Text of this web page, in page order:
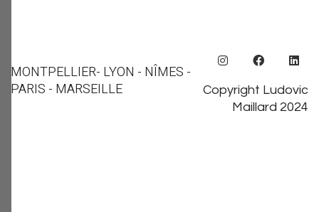
Copyright Ludovic
Maillard 2024
MONTPELLIER- LYON - NÎMES -
PARIS - MARSEILLE